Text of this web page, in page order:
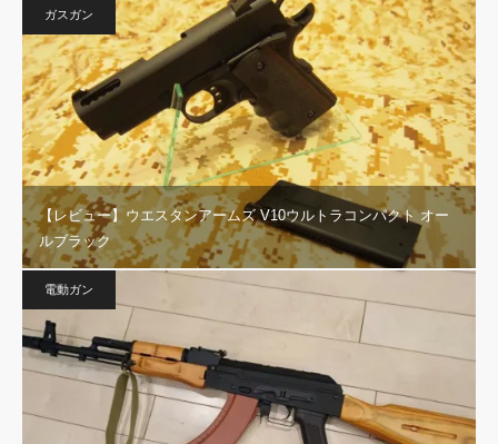
ガスガン
【レビュー】ウエスタンアームズ V10ウルトラコンパクト オー
ルブラック
電動ガン